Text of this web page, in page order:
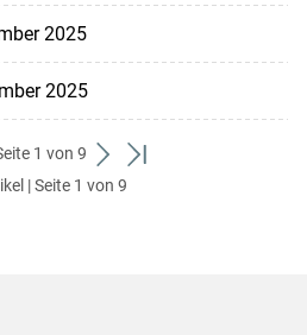
2025
2025
1 von 9
weiter
zum
zum
| Seite 1 von 9